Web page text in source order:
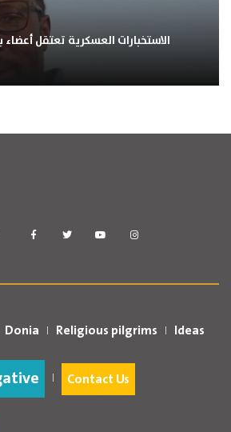
الاستخبارات العسكرية تعتقل
Donia Religious pilgrims Ideas
Contact Us